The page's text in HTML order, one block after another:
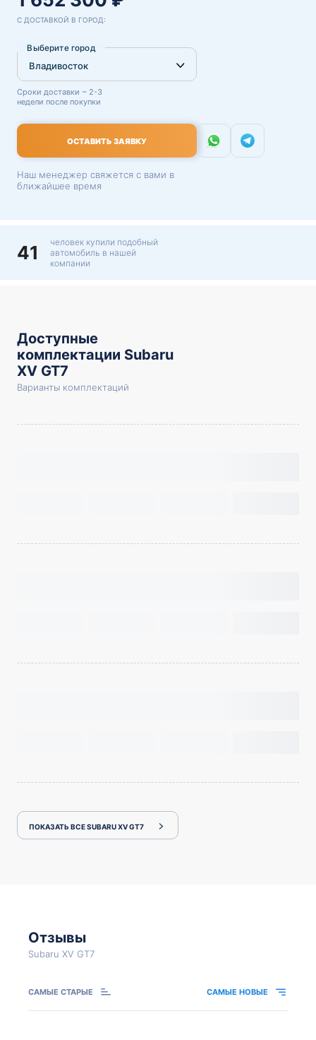
С ДОСТАВКОЙ В ГОРОД:
Выберите город
Сроки доставки ~ 2-3
недели после покупки
ОСТАВИТЬ ЗАЯВКУ
Наш менеджер свяжется с вами в
ближайшее время
41
человек купили подобный
автомобиль в нашей
компании
Доступные
комплектации Subaru
XV GT7
Варианты комплектаций
ПОКАЗАТЬ ВСЕ SUBARU XV GT7
Отзывы
Subaru XV GT7
САМЫЕ СТАРЫЕ САМЫЕ НОВЫЕ